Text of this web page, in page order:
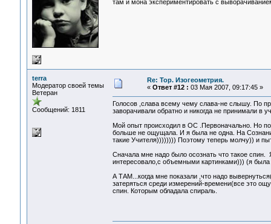
там и мона экспериментировать с
terra
Модератор своей темы
Ветеран
Сообщений: 1811
Re: Тор. Изогеометрия.
« Ответ #12 : 03 Мая 2007, 09:17:45 »
Голосов ,слава всему чему слава-не слышу. По
заворачивали обратно и никогда не принимали в
Мой опыт происходил в ОС .Первоначально. Но
больше не ощущала. И я была не одна. На
такие Учителя)))))))) Поэтому теперь молчу)) и
Сначала мне надо было осознать что такое
интересовало,с объемными картинками))) (я
А ТАМ...когда мне показали ,что надо
затеряться среди измерений-времени(все это
спин. Которым обладала спираль.